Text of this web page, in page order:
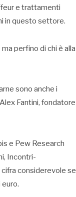
e trattamenti
in questo settore.
perfino di chi è alla
sono anche i
Fantini, fondatore
e Pew Research
Incontri-
cifra considerevole se